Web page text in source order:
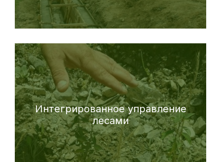
Интегрированное управление
лесами